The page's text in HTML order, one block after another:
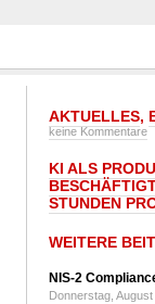
AKTUELLES,
keine Kommentare
KI ALS
STUNDEN
WEITERE
NIS-2
Donnerstag,